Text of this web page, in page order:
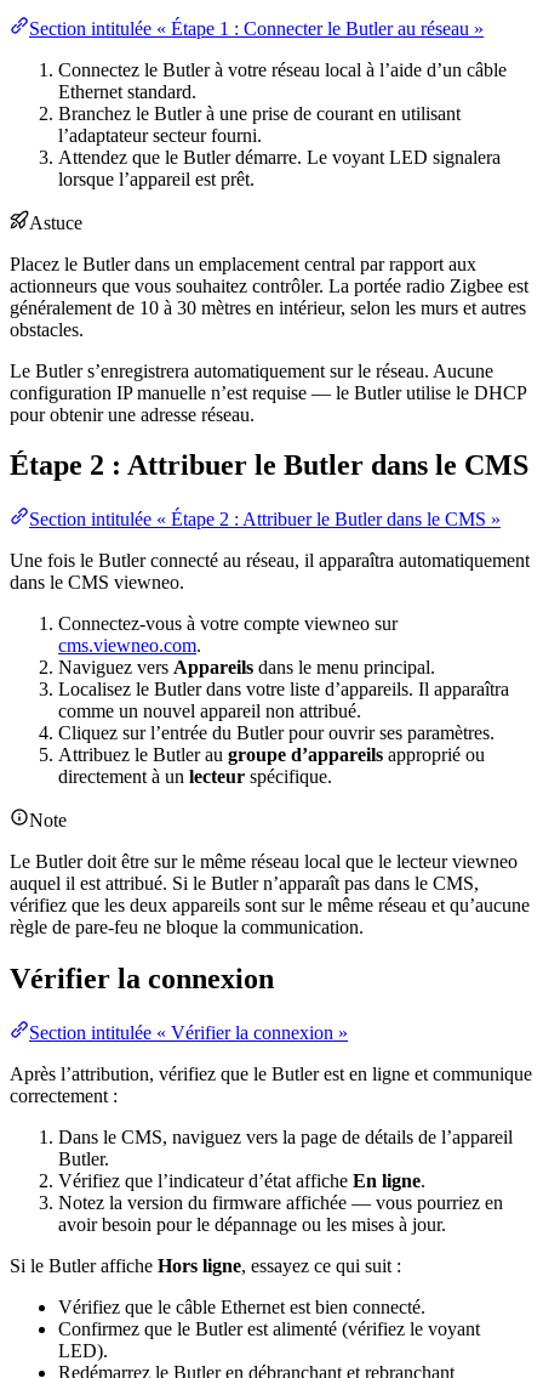
Section intitulée « Étape 1 : Connecter le Butler au réseau »
Connectez le Butler à votre réseau local à l’aide d’un câble
Ethernet standard.
Branchez le Butler à une prise de courant en utilisant
l’adaptateur secteur fourni.
Attendez que le Butler démarre. Le voyant LED signalera
lorsque l’appareil est prêt.
Astuce
Placez le Butler dans un emplacement central par rapport aux
actionneurs que vous souhaitez contrôler. La portée radio Zigbee est
généralement de 10 à 30 mètres en intérieur, selon les murs et autres
obstacles.
Le Butler s’enregistrera automatiquement sur le réseau. Aucune
configuration IP manuelle n’est requise — le Butler utilise le DHCP
pour obtenir une adresse réseau.
Étape 2 : Attribuer le Butler dans le CMS
Section intitulée « Étape 2 : Attribuer le Butler dans le CMS »
Une fois le Butler connecté au réseau, il apparaîtra automatiquement
dans le CMS viewneo.
Connectez-vous à votre compte viewneo sur
cms.viewneo.com.
Naviguez vers Appareils dans le menu principal.
Localisez le Butler dans votre liste d’appareils. Il apparaîtra
comme un nouvel appareil non attribué.
Cliquez sur l’entrée du Butler pour ouvrir ses paramètres.
Attribuez le Butler au groupe d’appareils approprié ou
directement à un lecteur spécifique.
Note
Le Butler doit être sur le même réseau local que le lecteur viewneo
auquel il est attribué. Si le Butler n’apparaît pas dans le CMS,
vérifiez que les deux appareils sont sur le même réseau et qu’aucune
règle de pare-feu ne bloque la communication.
Vérifier la connexion
Section intitulée « Vérifier la connexion »
Après l’attribution, vérifiez que le Butler est en ligne et communique
correctement :
Dans le CMS, naviguez vers la page de détails de l’appareil
Butler.
Vérifiez que l’indicateur d’état affiche En ligne.
Notez la version du firmware affichée — vous pourriez en
avoir besoin pour le dépannage ou les mises à jour.
Si le Butler affiche Hors ligne, essayez ce qui suit :
Vérifiez que le câble Ethernet est bien connecté.
Confirmez que le Butler est alimenté (vérifiez le voyant
LED).
Redémarrez le Butler en débranchant et rebranchant